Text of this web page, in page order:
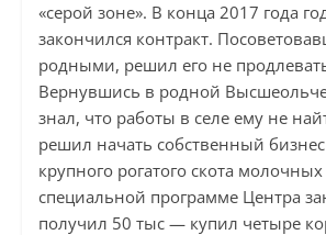
«серой зоне». В конца 2017 года
закончился контракт.
родными, решил его не
Вернувшись в родной
знал, что работы в селе ему не
решил начать собственный
крупного рогатого скота
специальной программе Центра
получил 50 тыс — купил четыре